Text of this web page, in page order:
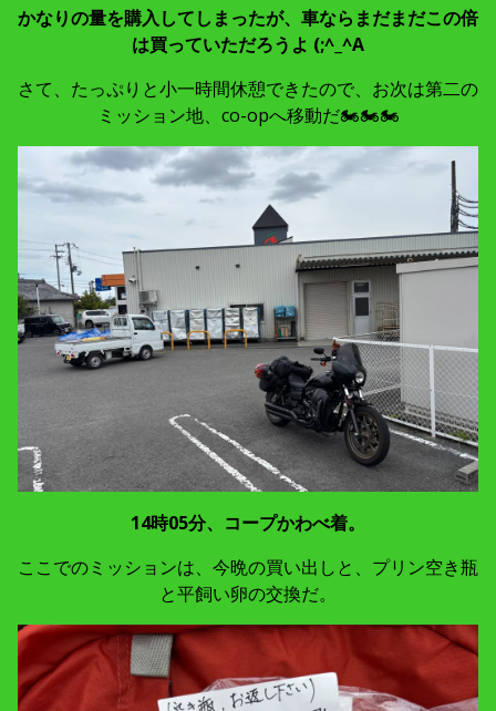
かなりの量を購入してしまったが、車ならまだまだこの倍
は買っていただろうよ (;^_^A
さて、たっぷりと小一時間休憩できたので、お次は第二の
ミッション地、co-opへ移動だ🏍🏍🏍
14時05分、コープかわべ着。
ここでのミッションは、今晩の買い出しと、プリン空き瓶
と平飼い卵の交換だ。